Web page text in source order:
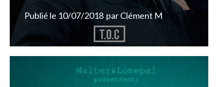
Publié le 10/07/2018 parClément M